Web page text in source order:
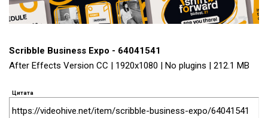
Scribble Business Expo - 64041541
After Effects Version CC | 1920x1080 | No plugins | 212.1 MB
Цитата
https://videohive.net/item/scribble-business-expo/64041541